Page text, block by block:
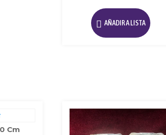
AÑADIR A LISTA
Cm